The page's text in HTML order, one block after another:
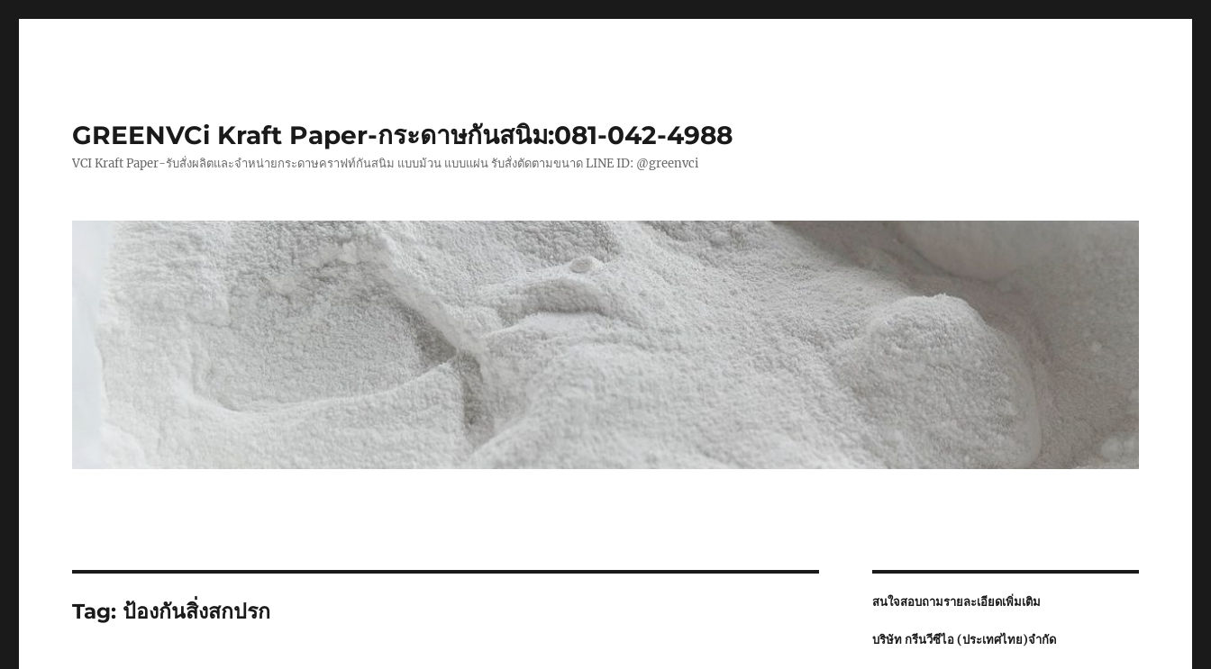
GREENVCi Kraft Paper-กระดาษกันสนิม:081-042-4988
VCI Kraft Paper-รับสั่งผลิตและจำหน่ายกระดาษคราฟท์กันสนิม แบบม้วน แบบแผ่น รับสั่งตัดตามขนาด LINE ID: @greenvci
Tag: ป้องกันสิ่งสกปรก สนใจสอบถามรายละเอียดเพิ่มเติม
บริษัท กรีนวีซีไอ (ประเทศไทย)จำกัด